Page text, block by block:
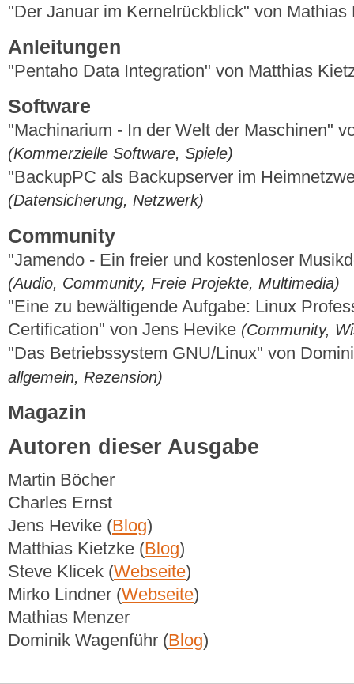
"Der Januar im Kernelrückblick" von
Anleitungen
"Pentaho Data Integration" von Matthias
Software
"Machinarium - In der Welt der Maschinen"
(Kommerzielle Software, Spiele)
"BackupPC als Backupserver im
(Datensicherung, Netzwerk)
Community
"Jamendo - Ein freier und kostenloser
(Audio, Community, Freie Projekte, Multimedia)
"Eine zu bewältigende Aufgabe: Linux
Certification" von Jens Hevike (Community,
"Das Betriebssystem GNU/Linux" von
allgemein, Rezension)
Magazin
Autoren dieser Ausgabe
Martin Böcher
Charles Ernst
Jens Hevike (Blog)
Matthias Kietzke (Blog)
Steve Klicek (Webseite)
Mirko Lindner (Webseite)
Mathias Menzer
Dominik Wagenführ (Blog)